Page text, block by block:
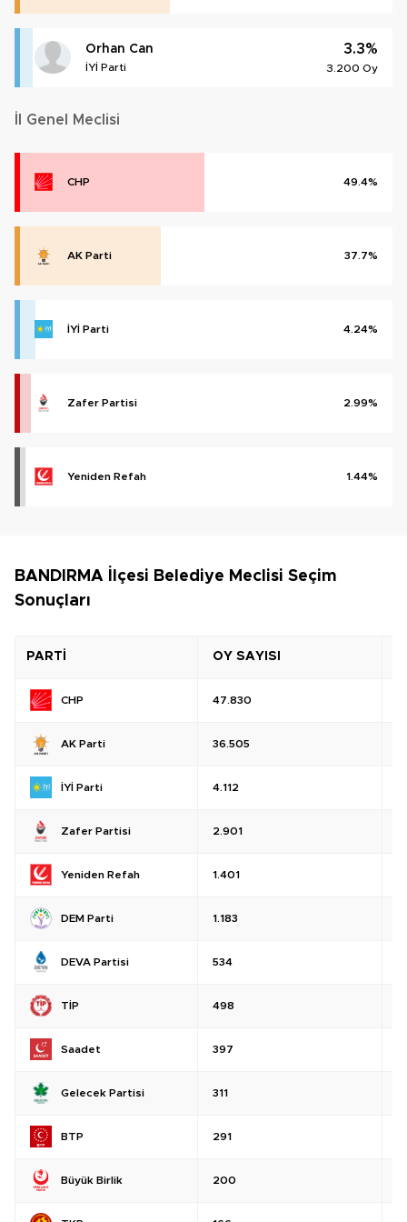
Orhan Can
İYİ Parti
3.3%
3.200 Oy
İl Genel Meclisi
CHP 49.4%
AK Parti 37.7%
İYİ Parti 4.24%
Zafer Partisi 2.99%
Yeniden Refah 1.44%
BANDIRMA İlçesi Belediye Meclisi Seçim
Sonuçları
PARTİ OY SAYISI
CHP 47.830
AK Parti 36.505
İYİ Parti 4.112
Zafer Partisi 2.901
Yeniden Refah 1.401
DEM Parti 1.183
DEVA Partisi 534
TİP 498
Saadet 397
Gelecek Partisi 311
BTP 291
Büyük Birlik 200